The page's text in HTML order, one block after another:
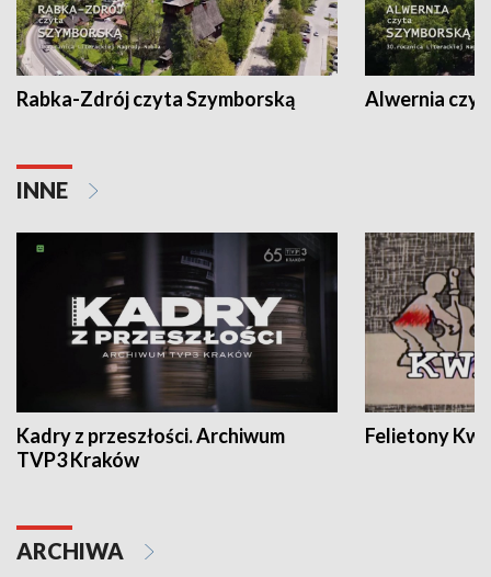
Rabka-Zdrój czyta Szymborską Alwernia
INNE
Kadry z przeszłości. Archiwum
TVP3 Kraków
Felietony
ARCHIWA